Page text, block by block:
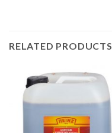
RELATED PRODUCTS